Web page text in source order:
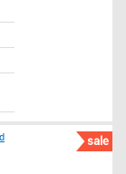
sale